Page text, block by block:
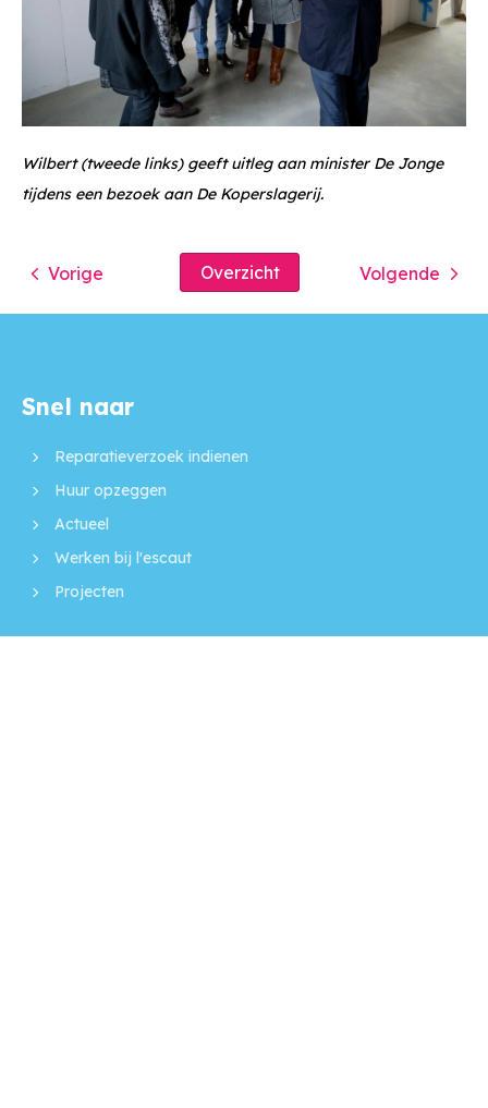
Wilbert (tweede links) geeft uitleg aan minister De Jonge
tijdens een bezoek aan De Koperslagerij.
Volgende
Overzicht
Vorige
Contactinformatie
Snel naar
Reparatieverzoek indienen
Huur opzeggen
Actueel
Werken bij l'escaut
Projecten